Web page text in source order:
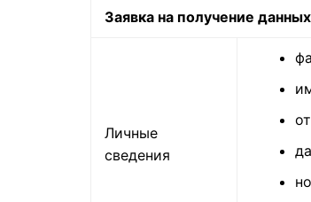
Заявка на получение данных
Личные
сведения